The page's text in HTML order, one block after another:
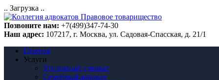
.. Загрузка ..
Позвоните нам: +7(499)347-74-30
Наш адрес: 107217, г. Москва, ул. Садовая-Спасcкая, д. 21/1
Главная
Услуги
Уголовный адвокат
Семейный адвокат